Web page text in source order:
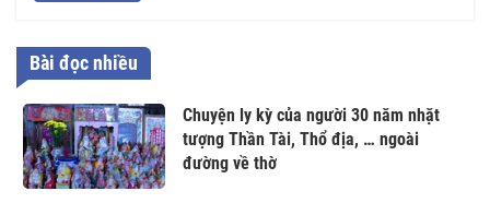
Bài đọc nhiều
Chuyện ly kỳ của người 30 năm nhặt
tượng Thần Tài, Thổ địa, … ngoài
đường về thờ